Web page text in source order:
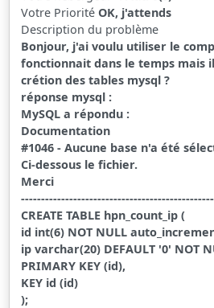
Votre Priorité OK, j'attends
Description du problème
Bonjour, j'ai voulu utiliser le
fonctionnait dans le temps mais
crétion des tables mysql ?
réponse mysql :
MySQL a répondu :
Documentation
#1046 - Aucune base n'a été
Ci-dessous le fichier.
Merci
CREATE TABLE hpn_count_ip (
id int(6) NOT NULL
ip varchar(20) DEFAULT '0' NOT
PRIMARY KEY (id),
KEY id (id)
);